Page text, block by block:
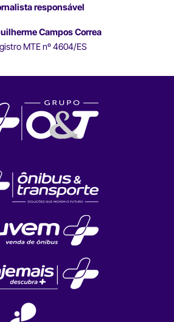
responsável
Campos Correa
MTE nº 4604/ES